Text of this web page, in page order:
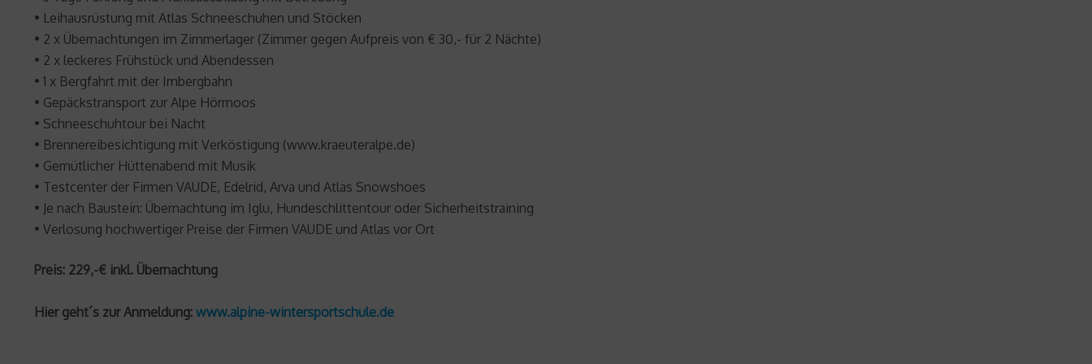
• Leihausrüstung mit Atlas Schneeschuhen und Stöcken
• 2 x Übernachtungen im Zimmerlager (Zimmer gegen Aufpreis von € 30,- für 2 Nächte)
• 2 x leckeres Frühstück und Abendessen
• 1 x Bergfahrt mit der Imbergbahn
• Gepäckstransport zur Alpe Hörmoos
• Schneeschuhtour bei Nacht
• Brennereibesichtigung mit Verköstigung (www.kraeuteralpe.de)
• Gemütlicher Hüttenabend mit Musik
• Testcenter der Firmen VAUDE, Edelrid, Arva und Atlas Snowshoes
• Je nach Baustein: Übernachtung im Iglu, Hundeschlittentour oder Sicherheitstraining
• Verlosung hochwertiger Preise der Firmen VAUDE und Atlas vor Ort
Preis: 229,-€ inkl. Übernachtung
Hier geht´s zur Anmeldung: www.alpine-wintersportschule.de